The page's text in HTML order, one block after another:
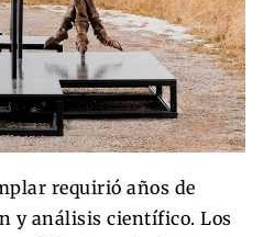
requirió años de
y análisis científico. Los